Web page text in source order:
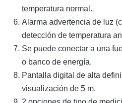
temperatura normal.
Alarma advertencia de luz
detección de temperatura
Se puede conectar a una
o banco de energía.
Pantalla digital de alta
visualización de 5 m.